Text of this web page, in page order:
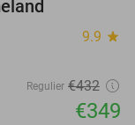
9.9 star
Regulier €432
€349